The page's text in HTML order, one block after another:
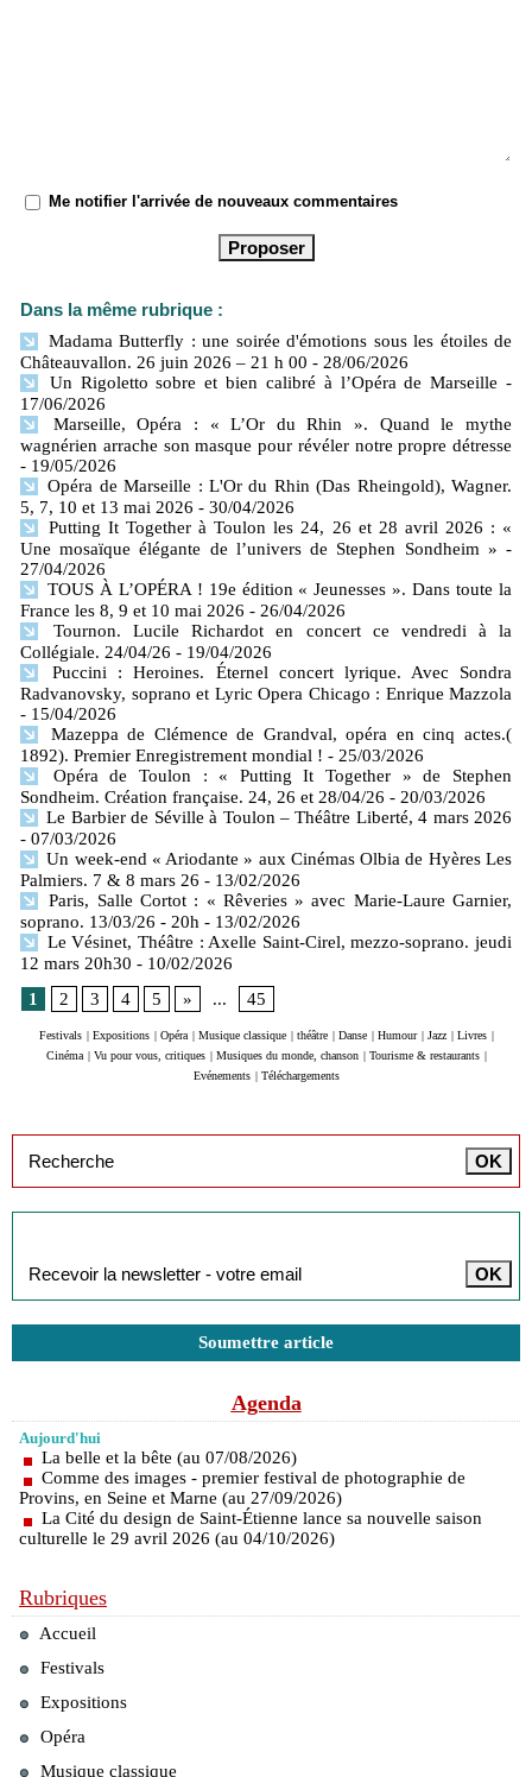
Me notifier l'arrivée de nouveaux commentaires
Dans la même rubrique :
Madama Butterfly : une soirée d'émotions sous les étoiles de
Châteauvallon. 26 juin 2026 – 21 h 00 - 28/06/2026
Un Rigoletto sobre et bien calibré à l’Opéra de Marseille -
17/06/2026
Marseille, Opéra : « L’Or du Rhin ». Quand le mythe
wagnérien arrache son masque pour révéler notre propre détresse
- 19/05/2026
Opéra de Marseille : L'Or du Rhin (Das Rheingold), Wagner.
5, 7, 10 et 13 mai 2026 - 30/04/2026
Putting It Together à Toulon les 24, 26 et 28 avril 2026 : «
Une mosaïque élégante de l’univers de Stephen Sondheim » -
27/04/2026
TOUS À L’OPÉRA ! 19e édition « Jeunesses ». Dans toute la
France les 8, 9 et 10 mai 2026 - 26/04/2026
Tournon. Lucile Richardot en concert ce vendredi à la
Collégiale. 24/04/26 - 19/04/2026
Puccini : Heroines. Éternel concert lyrique. Avec Sondra
Radvanovsky, soprano et Lyric Opera Chicago : Enrique Mazzola
- 15/04/2026
Mazeppa de Clémence de Grandval, opéra en cinq actes.(
1892). Premier Enregistrement mondial ! - 25/03/2026
Opéra de Toulon : « Putting It Together » de Stephen
Sondheim. Création française. 24, 26 et 28/04/26 - 20/03/2026
Le Barbier de Séville à Toulon – Théâtre Liberté, 4 mars 2026
- 07/03/2026
Un week-end « Ariodante » aux Cinémas Olbia de Hyères Les
Palmiers. 7 & 8 mars 26 - 13/02/2026
Paris, Salle Cortot : « Rêveries » avec Marie-Laure Garnier,
soprano. 13/03/26 - 20h - 13/02/2026
Le Vésinet, Théâtre : Axelle Saint-Cirel, mezzo-soprano. jeudi
12 mars 20h30 - 10/02/2026
1
2 3 4 5 » ... 45
Festivals Expositions Opéra Musique classique théâtre Danse Humour Jazz Livres
Cinéma
Vu pour vous, critiques Musiques du monde, chanson Tourisme & restaurants
Evénements
Téléchargements
Soumettre article
Agenda
Aujourd'hui
La belle et la bête (au 07/08/2026)
Comme des images - premier festival de photographie de
Provins, en Seine et Marne (au 27/09/2026)
La Cité du design de Saint-Étienne lance sa nouvelle saison
culturelle le 29 avril 2026 (au 04/10/2026)
Rubriques
Accueil
Festivals
Expositions
Opéra
Musique classique